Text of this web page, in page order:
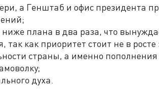
а Генштаб и офис президента
плана в два раза, что
так как приоритет стоит не в
страны, а именно
духа.